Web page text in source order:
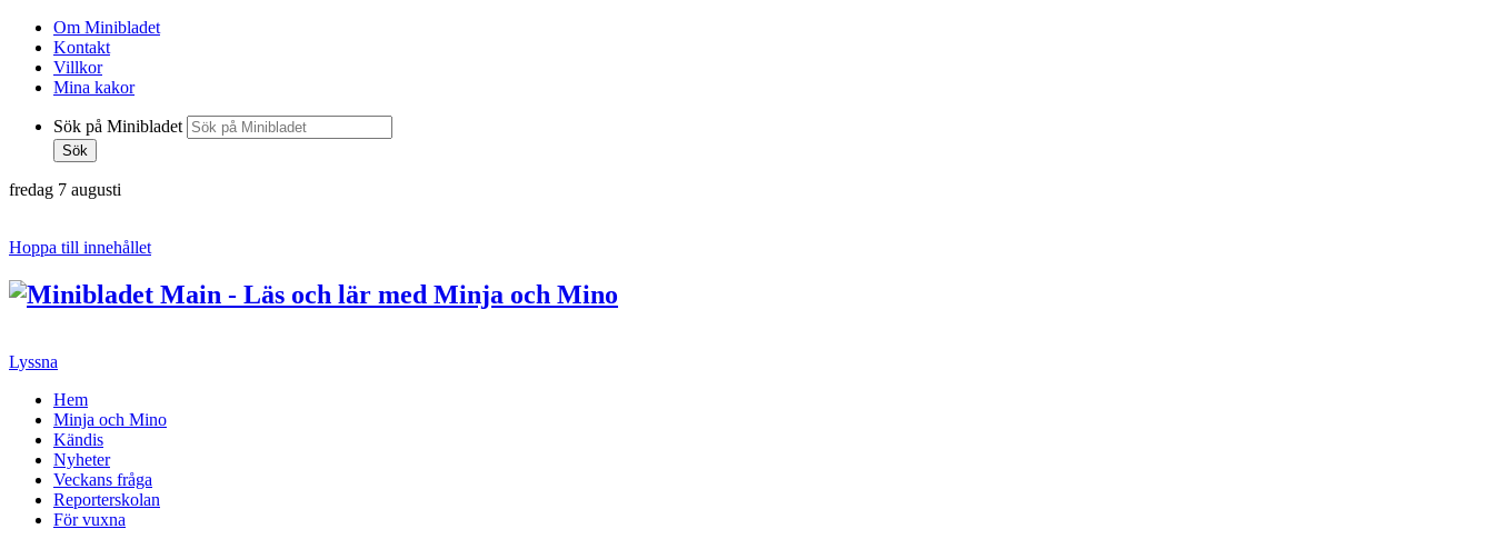
Om Minibladet
Kontakt
Villkor
Mina kakor
Sök på Minibladet
Sök
fredag 7 augusti
Hoppa till innehållet
Lyssna
Hem
Minja och Mino
Kändis
Nyheter
Veckans fråga
Reporterskolan
För vuxna